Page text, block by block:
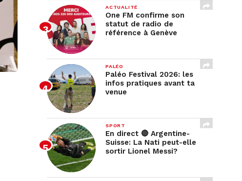
ACTUALITÉ
One FM confirme son
statut de radio de
référence à Genève
PALÉO
Paléo Festival 2026: les
infos pratiques avant ta
venue
SPORT
En direct 🔴 Argentine-
Suisse: La Nati peut-elle
sortir Lionel Messi?